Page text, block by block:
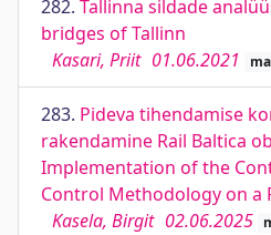
282. Tallinna sildade
bridges of Tallinn
Kasari, Priit 01.06.2021
283. Pideva tihendamise
rakendamine Rail Baltica
Implementation of the
Control Methodology on a
Kasela, Birgit 02.06.2025